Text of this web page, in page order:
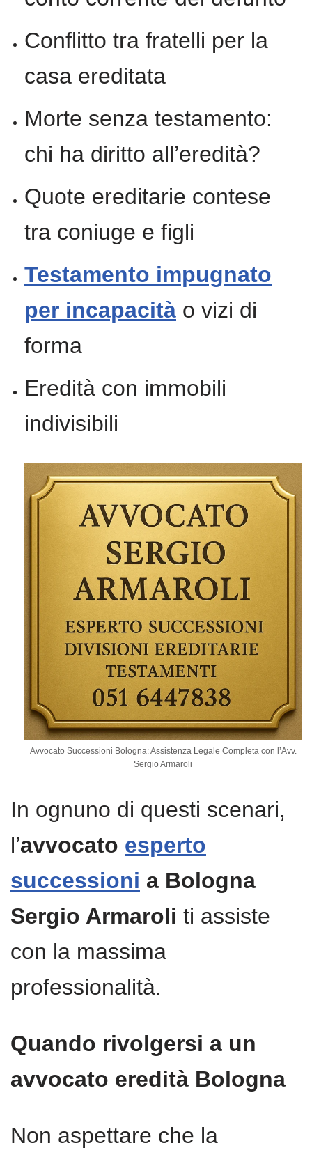
Conflitto tra fratelli per la
casa ereditata
Morte senza testamento:
chi ha diritto all’eredità?
Quote ereditarie contese
tra coniuge e figli
Testamento impugnato
per incapacità o vizi di
forma
Eredità con immobili
indivisibili
Avvocato Successioni Bologna: Assistenza Legale Completa con l’Avv.
Sergio Armaroli
In ognuno di questi scenari,
l’avvocato esperto
successioni a Bologna
Sergio Armaroli ti assiste
con la massima
professionalità.
Quando rivolgersi a un
avvocato eredità Bologna
Non aspettare che la